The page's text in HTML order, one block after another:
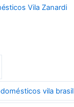
Vila Zanardi
vila brasil